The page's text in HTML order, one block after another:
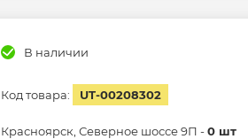
В наличии
Код товара: UT-00208302
Красноярск, Северное шоссе 9П -0 шт